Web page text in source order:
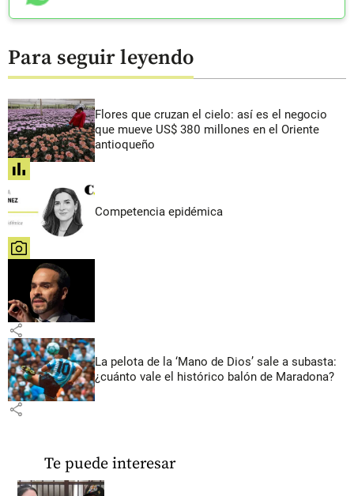
Para seguir leyendo
Flores que cruzan el cielo: así es el negocio
que mueve US$ 380 millones en el Oriente
antioqueño
share
Competencia epidémica
share
share
La pelota de la ‘Mano de Dios’ sale a subasta:
¿cuánto vale el histórico balón de Maradona?
share
Te puede interesar